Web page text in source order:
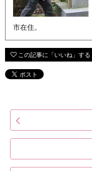
市在住。